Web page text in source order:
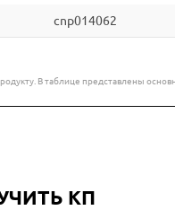
cnp014062
В таблице представлены
КП